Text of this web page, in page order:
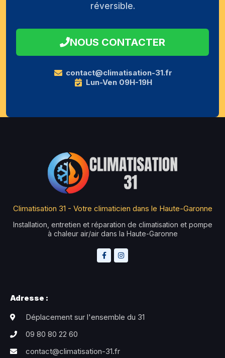
réversible.
NOUS CONTACTER
contact@climatisation-31.fr
Lun-Ven 09H-19H
Climatisation 31 - Votre climaticien dans le Haute-Garonne
Installation, entretien et réparation de climatisation et pompe
à chaleur air/air dans la Haute-Garonne
Adresse :
Déplacement sur l'ensemble du 31
09 80 80 22 60
contact@climatisation-31.fr